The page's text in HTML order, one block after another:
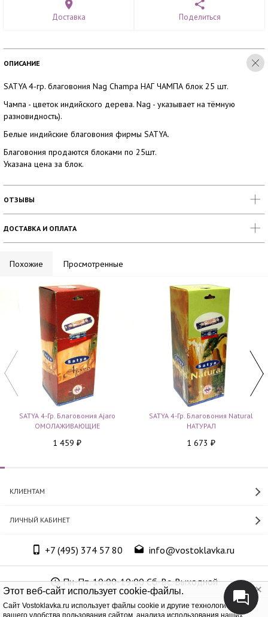
Этот веб-сайт использует cookie-файлы.
Cайт Vostoklavka.ru использует файлы cookie и другие технологии для
вашего удобства пользования сайтом, анализа использования наших
Доставка Поделиться
ОПИСАНИЕ
SATYA 4-гр. благовония Nag Champa НАГ ЧАМПА блок 25 шт.
Чампа - цветок индийского дерева. Nag - указывает на тёмную
разновидность).
Белые индийские благовония фирмы SATYA.
Благовония продаются блоками по 25шт.
Указана цена за блок.
ОТЗЫВЫ
ДОСТАВКА И ОПЛАТА
Похожие Просмотренные
SATYA 4-Гр. Благовония Ajaro
ОМОЛАЖИВАЮЩИЕ
1 459 ₽
SATYA 4-Гр. Благовония Natural
НАТУРАЛ
1 673 ₽
КЛИЕНТАМ
ЛИЧНЫЙ КАБИНЕТ
+7 (495) 374 57 80 info@vostoklavka.ru
Пн-Пт. 10:00-19:00 Сб-Вс. Выходной
ООО «Юнит Групп», ОГРН 1147746305574